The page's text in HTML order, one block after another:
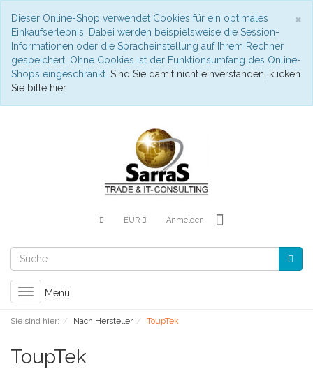
×
Dieser Online-Shop verwendet Cookies für ein optimales
Einkaufserlebnis. Dabei werden beispielsweise die Session-
Informationen oder die Spracheinstellung auf Ihrem Rechner
gespeichert. Ohne Cookies ist der Funktionsumfang des Online-
Shops eingeschränkt. Sind Sie damit nicht einverstanden, klicken
Sie bitte hier.
EUR Anmelden
Toggle
navigation
Menü
Sie sind hier: Nach Hersteller ToupTek
ToupTek